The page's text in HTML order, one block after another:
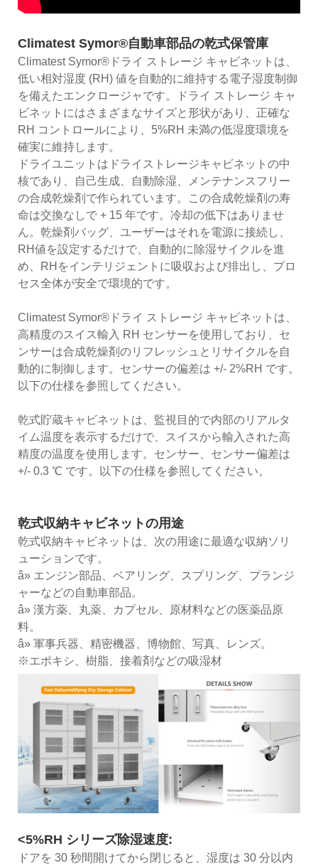
Climatest Symor®自動車部品の乾式保管庫
Climatest Symor®ドライ ストレージ キャビネットは、
低い相対湿度 (RH) 値を自動的に維持する電子湿度制御
を備えたエンクロージャです。ドライ ストレージ キャ
ビネットにはさまざまなサイズと形状があり、正確な
RH コントロールにより、5%RH 未満の低湿度環境を
確実に維持します。
ドライユニットはドライス​​トレージキャビネットの中
核であり、自己生成、自動除湿、メンテナンスフリー
の合成乾燥剤で作られています。この合成乾燥剤の寿
命は交換なしで + 15 年です。冷却の低下はありませ
ん。乾燥剤バッグ、ユーザーはそれを電源に接続し、
RH値を設定するだけで、自動的に除湿サイクルを進
め、RHをインテリジェントに吸収および排出し、プロ
セス全体が安全で環境的です。
Climatest Symor®ドライ ストレージ キャビネットは、
高精度のスイス輸入 RH センサーを使用しており、セ
ンサーは合成乾燥剤のリフレッシュとリサイクルを自
動的に制御します。センサーの偏差は +/- 2%RH です。
以下の仕様を参照してください。
乾式貯蔵キャビネットは、監視目的で内部のリアルタ
イム温度を表示するだけで、スイスから輸入された高
精度の温度を使用します。センサー、センサー偏差は
+/- 0.3 ℃ です。以下の仕様を参照してください。
乾式収納キャビネットの用途
乾式収納キャビネットは、次の用途に最適な収納ソリ
ューションです。
â» エンジン部品、ベアリング、スプリング、プランジ
ャーなどの自動車部品。
â» 漢方薬、丸薬、カプセル、原材料などの医薬品原
料。
â» 軍事兵器、精密機器、博物館、写真、レンズ。
※エポキシ、樹脂、接着剤などの吸湿材
<5%RH シリーズ除湿速度:
ドアを 30 秒間開けてから閉じると、湿度は 30 分以内